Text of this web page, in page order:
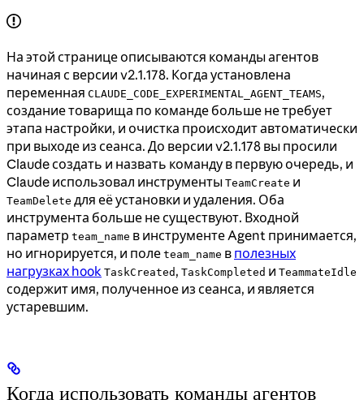
На этой странице описываются команды агентов
начиная с версии v2.1.178. Когда установлена
переменная CLAUDE_CODE_EXPERIMENTAL_AGENT_TEAMS,
создание товарища по команде больше не требует
этапа настройки, и очистка происходит автоматически
при выходе из сеанса. До версии v2.1.178 вы просили
Claude создать и назвать команду в первую очередь, и
Claude использовал инструменты TeamCreate и
TeamDelete для её установки и удаления. Оба
инструмента больше не существуют. Входной
параметр team_name в инструменте Agent принимается,
но игнорируется, и поле team_name в полезных
нагрузках hook TaskCreated , TaskCompleted и TeammateIdle
содержит имя, полученное из сеанса, и является
устаревшим.
Когда использовать команды агентов